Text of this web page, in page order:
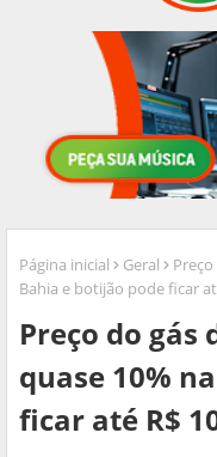
Página inicial Geral
Bahia e botijão pode ficar
Preço do gás
quase 10%
ficar até R$